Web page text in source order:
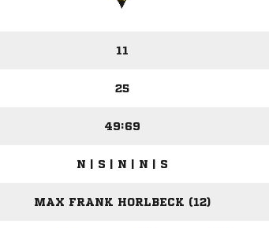
11
25
49:69
N | S | N | N | S
MAX FRANK HORLBECK (12)